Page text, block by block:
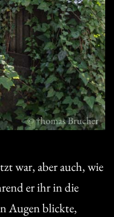
war, aber auch, wie
er ihr in die
Augen blickte,